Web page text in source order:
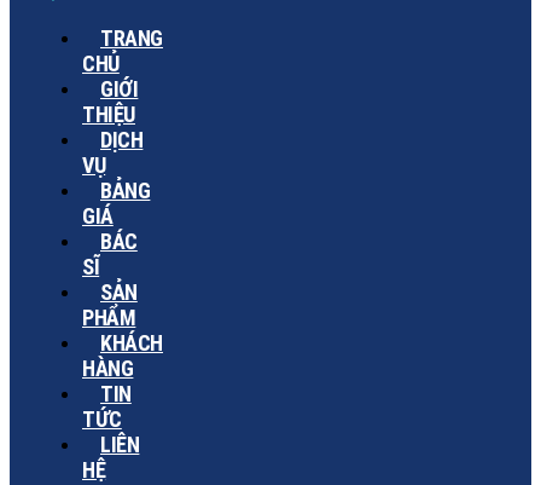
TRANG
CHỦ
GIỚI
THIỆU
DỊCH
VỤ
BẢNG
GIÁ
BÁC
SĨ
SẢN
PHẨM
KHÁCH
HÀNG
TIN
TỨC
LIÊN
HỆ